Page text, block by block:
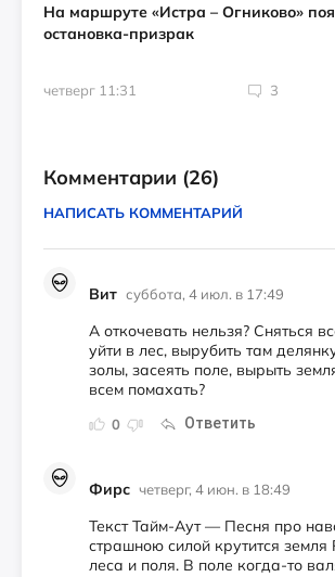
На маршруте «Истра – Огниково»
остановка-призрак
четверг 11:31 3
Комментарии (26)
НАПИСАТЬ КОММЕНТАРИЙ
Вит суббота, 4 июл. в 17:49
0 Ответить
А откочевать нельзя? Сняться
уйти в лес, вырубить там
золы, засеять поле, вырыть
всем помахать?
Фирс четверг, 4 июн. в 18:49
Текст Тайм-Аут — Песня про
страшною силой крутится земля
леса и поля. В поле когда-то